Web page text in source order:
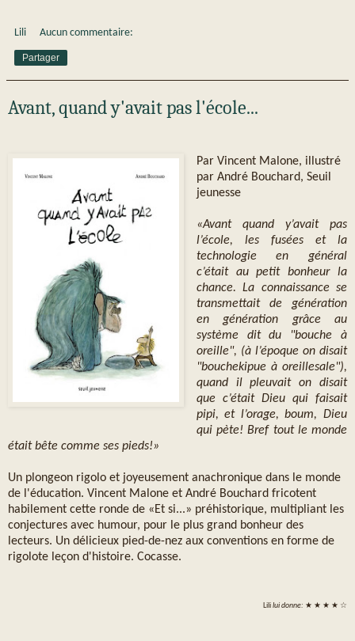
Lili Aucun commentaire:
Partager
Avant, quand y'avait pas l'école...
Par Vincent Malone, illustré
par André Bouchard, Seuil
jeunesse
«Avant quand y’avait pas
l’école, les fusées et la
technologie en général
c’était au petit bonheur la
chance. La connaissance se
transmettait de génération
en génération grâce au
système dit du "bouche à
oreille", (à l’époque on disait
"bouchekipue à oreillesale"),
quand il pleuvait on disait
que c’était Dieu qui faisait
pipi, et l’orage, boum, Dieu
qui pète! Bref tout le monde
était bête comme ses pieds!»
Un plongeon rigolo et joyeusement anachronique dans le monde
de l'éducation. Vincent Malone et André Bouchard fricotent
habilement cette ronde de «Et si...» préhistorique, multipliant les
conjectures avec humour, pour le plus grand bonheur des
lecteurs. Un délicieux pied-de-nez aux conventions en forme de
rigolote leçon d'histoire. Cocasse.
Lililui donne: ★ ★ ★ ★ ☆